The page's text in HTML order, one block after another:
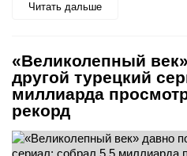
Читать дальше
«Великолепный
другой турецкий
миллиарда
рекорд